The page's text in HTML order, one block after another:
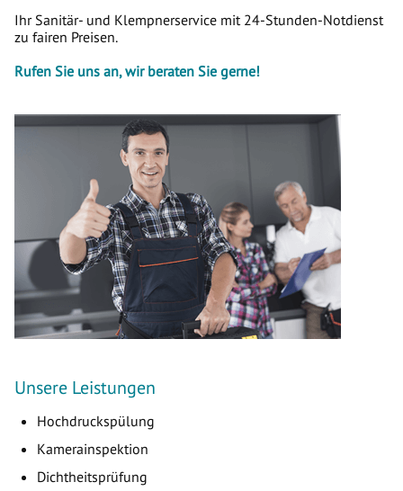
Ihr Sanitär- und Klempnerservice mit 24-Stunden-Notdienst
zu fairen Preisen.
Rufen Sie uns an, wir beraten Sie gerne!
Unsere Leistungen
Hochdruckspülung
Kamerainspektion
Dichtheitsprüfung